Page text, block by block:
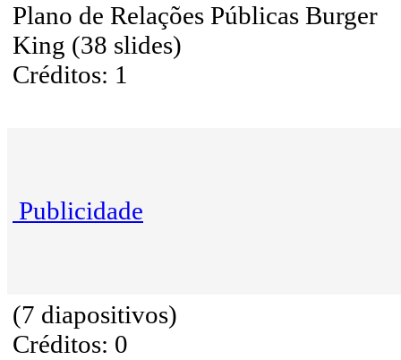
Plano de Relações Públicas Burger
King (38 slides)
Créditos: 1
Publicidade
(7 diapositivos)
Créditos: 0